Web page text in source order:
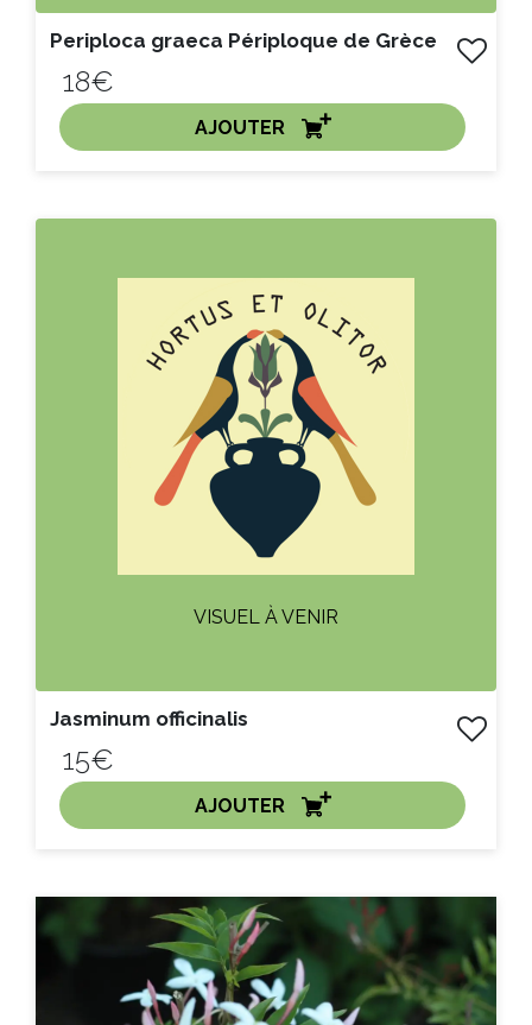
Periploca graeca Périploque de Grèce
18€
AJOUTER
VISUEL À VENIR
Jasminum officinalis
15€
AJOUTER